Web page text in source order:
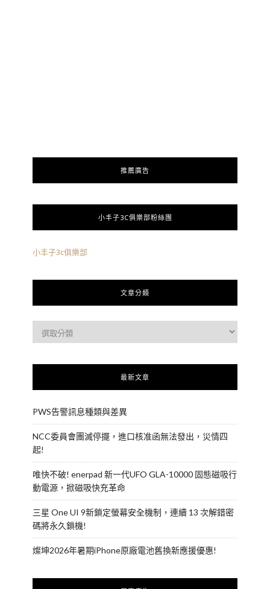
推薦廣告
小丰子3C俱樂部粉絲團
小丰子3c俱樂部
文章分類
最新文章
PWS告警訊息種類與差異
NCC委員會團滅停擺，進口核准函無法發出，災情四
起!
唯快不破! enerpad 新一代UFO GLA-10000 固態磁吸行
動電源，掀磁吸快充革命
三星 One UI 9新鎖定螢幕安全機制，連續 13 次解錯密
碼將永久鎖機!
燦坤2026年暑期iPhone原廠電池舊換新應援優惠!